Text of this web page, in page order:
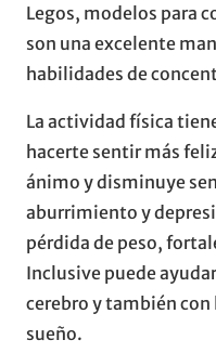
Legos, modelos para
son una excelente
habilidades de
La actividad física
hacerte sentir más
ánimo y disminuye
aburrimiento y
pérdida de peso,
Inclusive puede
cerebro y también
sueño.